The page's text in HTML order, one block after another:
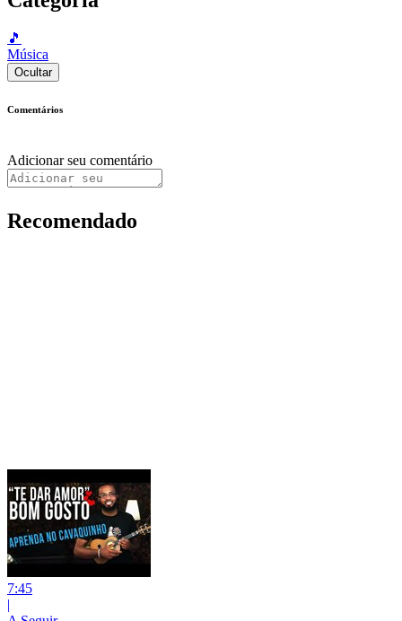
🎵
Música
Ocultar
Comentários
Adicionar seu comentário
Recomendado
7:45
|